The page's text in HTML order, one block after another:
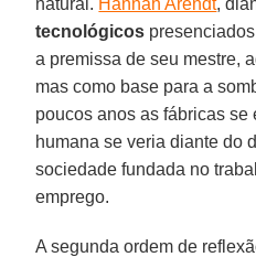
tecnológicos
a premissa de seu mestre,
mas como base para a
poucos anos as fábricas
humana se veria diante do
sociedade fundada no
emprego.
A segunda ordem de